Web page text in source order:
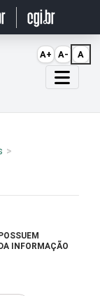
INFORMAÇÃO
A+ A- A